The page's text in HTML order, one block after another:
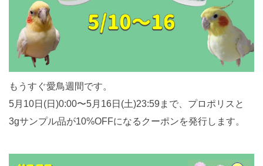
もうすぐ愛鳥週間です。
5月10日(日)0:00〜5月16日(土)23:59まで、プロポリスと
3gサンプル品が10%OFFになるクーポンを発行します。